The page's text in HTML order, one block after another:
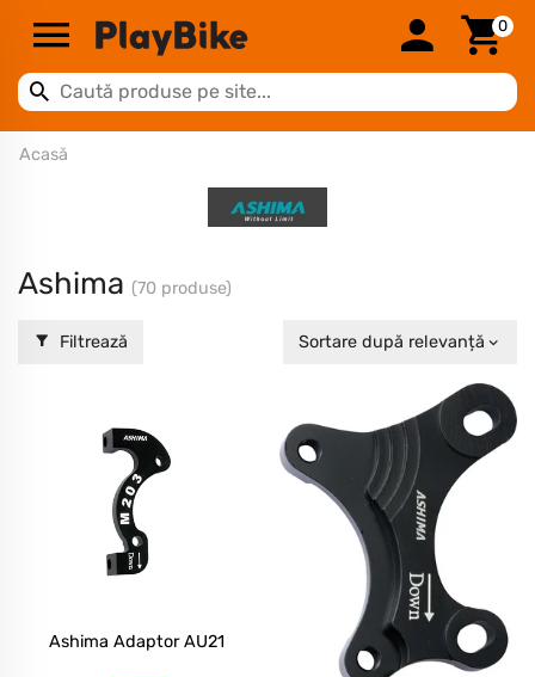
0
Acasă
Ashima (70 produse)
Filtrează Sortare după relevanță
Ashima Adaptor AU21